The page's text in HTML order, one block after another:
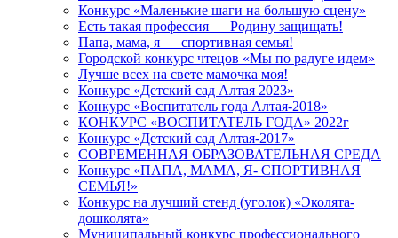
Конкурс «Маленькие шаги на большую сцену»
Есть такая профессия — Родину защищать!
Папа, мама, я — спортивная семья!
Городской конкурс чтецов «Мы по радуге идем»
Лучше всех на свете мамочка моя!
Конкурс «Детский сад Алтая 2023»
Конкурс «Воспитатель года Алтая-2018»
КОНКУРС «ВОСПИТАТЕЛЬ ГОДА» 2022г
Конкурс «Детский сад Алтая-2017»
СОВРЕМЕННАЯ ОБРАЗОВАТЕЛЬНАЯ СРЕДА
Конкурс «ПАПА, МАМА, Я- СПОРТИВНАЯ
СЕМЬЯ!»
Конкурс на лучший стенд (уголок) «Эколята-
дошколята»
Муниципальный конкурс профессионального